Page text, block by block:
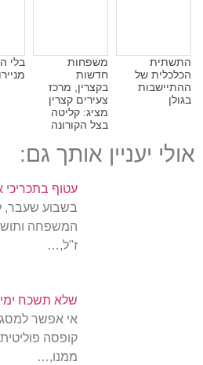
התשתית
הכלכלית של
ההתיישבות
בגולן
משפחות
חדשות
בקצרין, מרכז
צעירים קצרין
מציג: קליטה
בצל הקורונה
בלי
אולי יעניין אותך גם:
עטוף
בשבוע שעבר,
המשפחה
ז"ל,…
שלא תשכח
אי אפשר
קופסה
ממנו,…